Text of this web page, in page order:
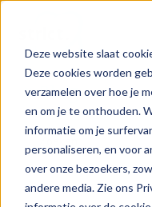
Deze website slaat
Deze cookies worden
verzamelen over hoe je
en om je te onthouden.
informatie om je
personaliseren, en voor
over onze bezoekers,
andere media. Zie ons
Blog